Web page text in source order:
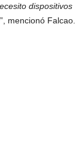
dispositivos
”, mencionó Falcao.